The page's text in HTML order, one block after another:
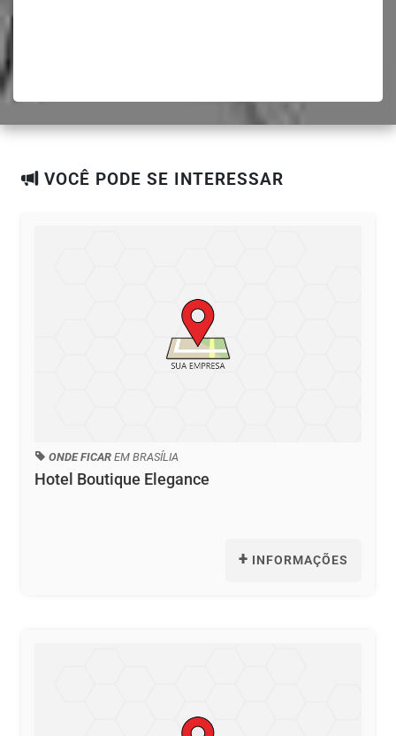
VOCÊ PODE SE INTERESSAR
ONDE FICAR EM BRASÍLIA
Hotel Boutique Elegance
+ INFORMAÇÕES